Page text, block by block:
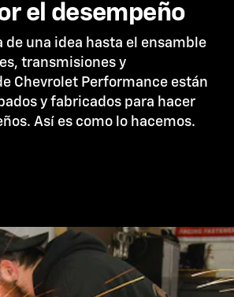
el desempeño
de una idea hasta el ensamble
transmisiones y
Chevrolet Performance están
y fabricados para hacer
Así es como lo hacemos.